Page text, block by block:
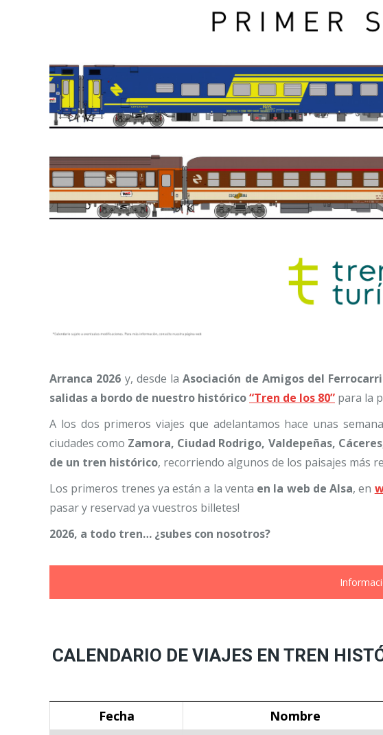
Arranca 2026 y, desde laAsociación de Amigos del
salidas a bordo de nuestro histórico“Tren de los 80” para la
A los dos primeros viajes que adelantamos hace unas
ciudades como Zamora, Ciudad Rodrigo, Valdepeñas,
de un tren histórico, recorriendo algunos de los paisajes más
Los primeros trenes ya están a la venta en la web de Alsa, en
pasar y reservad ya vuestros billetes!
2026, a todo tren… ¿subes con nosotros?
CALENDARIO DE VIAJES EN TREN
Fecha Nombre